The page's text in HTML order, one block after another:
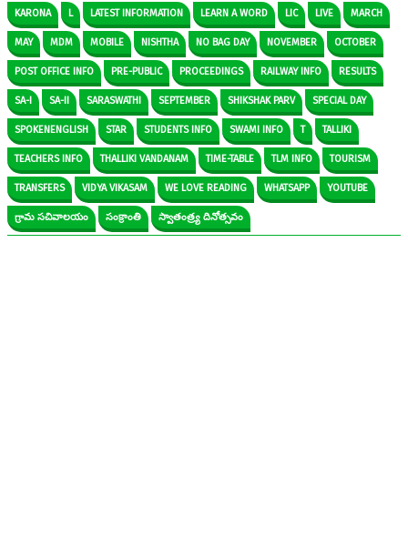
KARONA L LATEST INFORMATION LEARN A WORD LIC LIVE MARCH
MAY MDM MOBILE NISHTHA NO BAG DAY NOVEMBER OCTOBER
POST OFFICE INFO PRE-PUBLIC PROCEEDINGS RAILWAY INFO RESULTS
SA-I SA-II SARASWATHI SEPTEMBER SHIKSHAK PARV SPECIAL DAY
SPOKENENGLISH STAR STUDENTS INFO SWAMI INFO T TALLIKI
TEACHERS INFO THALLIKI VANDANAM TIME-TABLE TLM INFO TOURISM
TRANSFERS VIDYA VIKASAM WE LOVE READING WHATSAPP YOUTUBE
గ్రామ సచివాలయం సంక్రాంతి స్వాతంత్ర్య దినోత్సవం